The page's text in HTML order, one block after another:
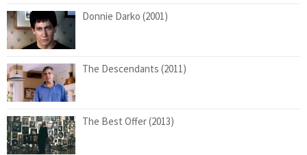
Donnie Darko (2001)
The Descendants (2011)
The Best Offer (2013)